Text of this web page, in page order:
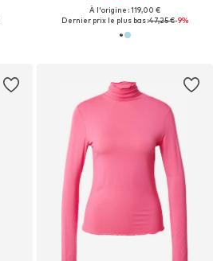
À l'origine : 119,00 €
Dernier prix le plus bas :47,25 €-9%